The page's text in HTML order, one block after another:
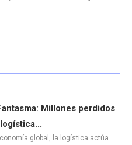
Millones perdidos
global, la logística actúa